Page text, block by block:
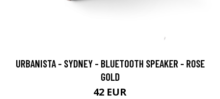
URBANISTA - SYDNEY - BLUETOOTH SPEAKER - ROSE
GOLD
42 EUR